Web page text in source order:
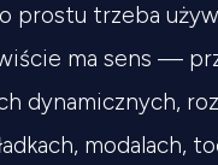
prostu trzeba
ma sens —
dynamicznych,
modalach,